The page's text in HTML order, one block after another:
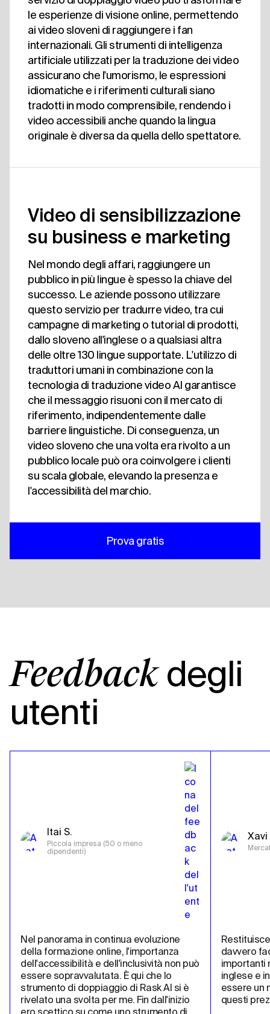
le esperienze di visione online, permettendo
ai video sloveni di raggiungere i fan
internazionali. Gli strumenti di intelligenza
artificiale utilizzati per la traduzione dei video
assicurano che l'umorismo, le espressioni
idiomatiche e i riferimenti culturali siano
tradotti in modo comprensibile, rendendo i
video accessibili anche quando la lingua
originale è diversa da quella dello spettatore.
Video di sensibilizzazione
su business e marketing
Nel mondo degli affari, raggiungere un
pubblico in più lingue è spesso la chiave del
successo. Le aziende possono utilizzare
questo servizio per tradurre video, tra cui
campagne di marketing o tutorial di prodotti,
dallo sloveno all'inglese o a qualsiasi altra
delle oltre 130 lingue supportate. L'utilizzo di
traduttori umani in combinazione con la
tecnologia di traduzione video AI garantisce
che il messaggio risuoni con il mercato di
riferimento, indipendentemente dalle
barriere linguistiche. Di conseguenza, un
video sloveno che una volta era rivolto a un
pubblico locale può ora coinvolgere i clienti
su scala globale, elevando la presenza e
l'accessibilità del marchio.
Prova gratis
Feedbackdegli
utenti
Itai S.
Piccola impresa (50 o meno
dipendenti)
Nel panorama in continua evoluzione
della formazione online, l'importanza
dell'accessibilità e dell'inclusività non può
essere sopravvalutata. È qui che lo
strumento di doppiaggio di Rask AI si è
rivelato una svolta per me. Fin dall'inizio
ero scettico su come uno strumento di
Xavi
davvero
importanti
inglese e
essere un
questi